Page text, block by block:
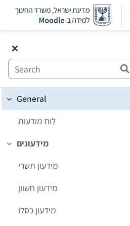
Skip to main content
Search
Collapse
General
לוח מודעות
Collapse
מידעונים
מידעון תשרי
מידעון חשוון
מידעון כסלו